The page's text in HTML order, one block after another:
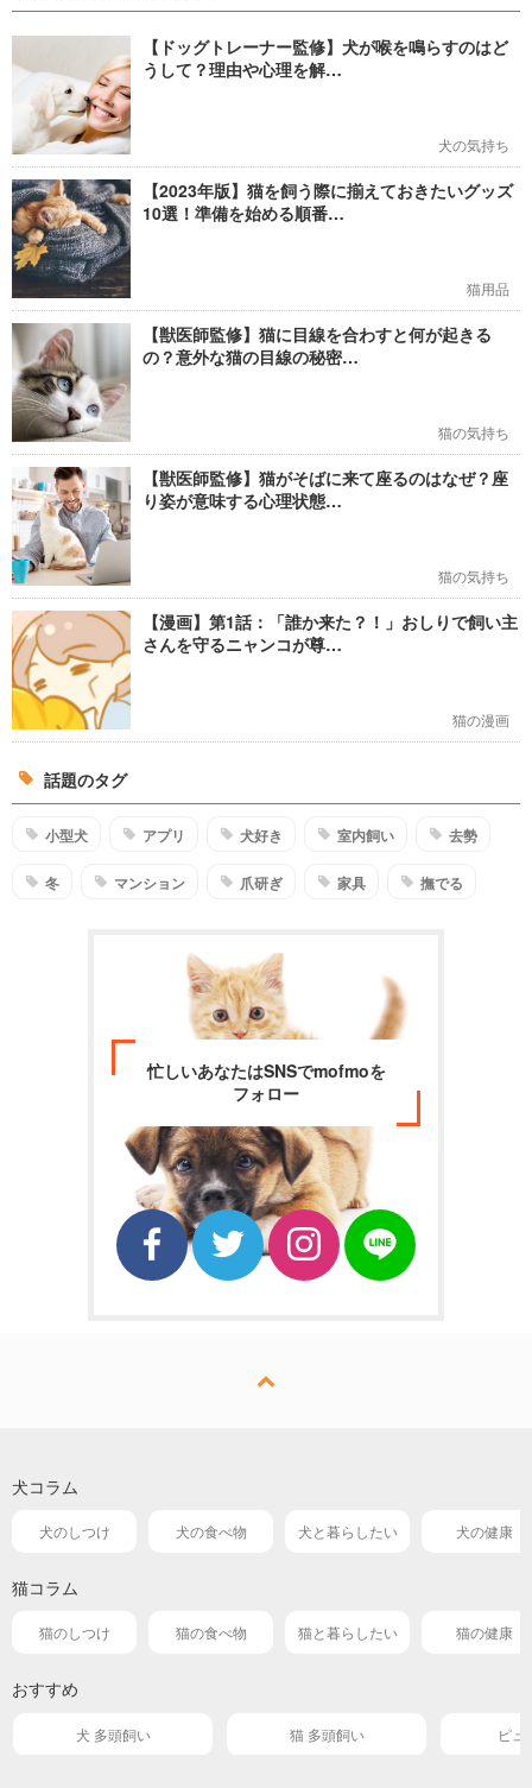
【ドッグトレーナー監修】犬が喉を鳴らすのはど
うして？理由や心理を解…
犬の気持ち
【2023年版】猫を飼う際に揃えておきたいグッズ
10選！準備を始める順番…
猫用品
【獣医師監修】猫に目線を合わすと何が起きる
の？意外な猫の目線の秘密…
猫の気持ち
【獣医師監修】猫がそばに来て座るのはなぜ？座
り姿が意味する心理状態…
猫の気持ち
【漫画】第1話：「誰か来た？！」おしりで飼い主
さんを守るニャンコが尊…
猫の漫画
話題のタグ
小型犬 アプリ 犬好き 室内飼い 去勢
冬 マンション 爪研ぎ 家具 撫でる
忙しいあなたはSNSでmofmoを
フォロー
犬コラム
犬のしつけ 犬の食べ物 犬と暮らしたい 犬の健康
猫コラム
猫のしつけ 猫の食べ物 猫と暮らしたい 猫の健康
おすすめ
犬 多頭飼い 猫 多頭飼い ピュ